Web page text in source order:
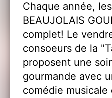
Chaque année,
BEAUJOLAIS
complet! Le
consoeurs de la
proposent une
gourmande avec
comédie